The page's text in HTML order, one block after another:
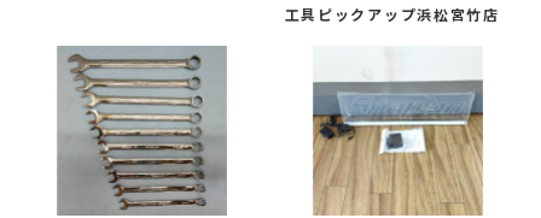
工具ピックアップ浜松宮竹店